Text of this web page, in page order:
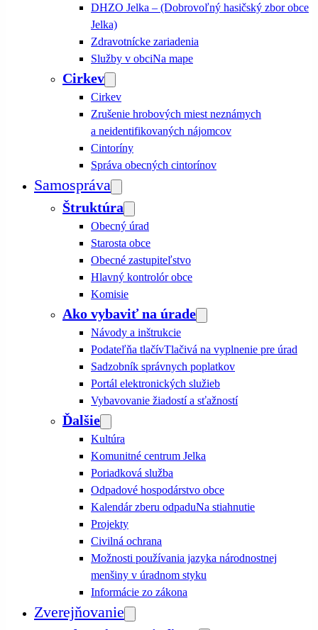
DHZO Jelka – (Dobrovoľný hasičský zbor obce
Jelka)
Zdravotnícke zariadenia
Služby v obciNa mape
Cirkev
Cirkev
Zrušenie hrobových miest neznámych
a neidentifikovaných nájomcov
Cintoríny
Správa obecných cintorínov
Samospráva
Štruktúra
Obecný úrad
Starosta obce
Obecné zastupiteľstvo
Hlavný kontrolór obce
Komisie
Ako vybaviť na úrade
Návody a inštrukcie
Podateľňa tlačívTlačivá na vyplnenie pre úrad
Sadzobník správnych poplatkov
Portál elektronických služieb
Vybavovanie žiadostí a sťažností
Ďalšie
Kultúra
Komunitné centrum Jelka
Poriadková služba
Odpadové hospodárstvo obce
Kalendár zberu odpaduNa stiahnutie
Projekty
Civilná ochrana
Možnosti používania jazyka národnostnej
menšiny v úradnom styku
Informácie zo zákona
Zverejňovanie